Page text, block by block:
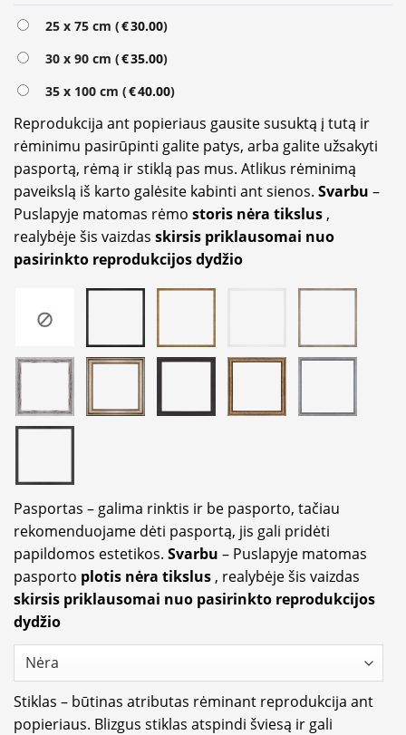
25 x 75 cm (€30.00)
30 x 90 cm (€35.00)
35 x 100 cm (€40.00)
Reprodukcija ant popieriaus gausite susuktą į tutą ir
rėminimu pasirūpinti galite patys, arba galite užsakyti
pasportą, rėmą ir stiklą pas mus. Atlikus rėminimą
paveikslą iš karto galėsite kabinti ant sienos. Svarbu –
Puslapyje matomas rėmo storis nėra tikslus,
realybėje šis vaizdas skirsis priklausomai nuo
pasirinkto reprodukcijos dydžio
Pasportas – galima rinktis ir be pasporto, tačiau
rekomenduojame dėti pasportą, jis gali pridėti
papildomos estetikos. Svarbu – Puslapyje matomas
pasporto plotis nėra tikslus, realybėje šis vaizdas
skirsis priklausomai nuo pasirinkto reprodukcijos
dydžio
Stiklas – būtinas atributas rėminant reprodukcija ant
popieriaus. Blizgus stiklas atspindi šviesą ir gali
Alternative: